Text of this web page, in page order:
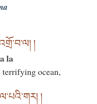
།
la
terrifying ocean,
།